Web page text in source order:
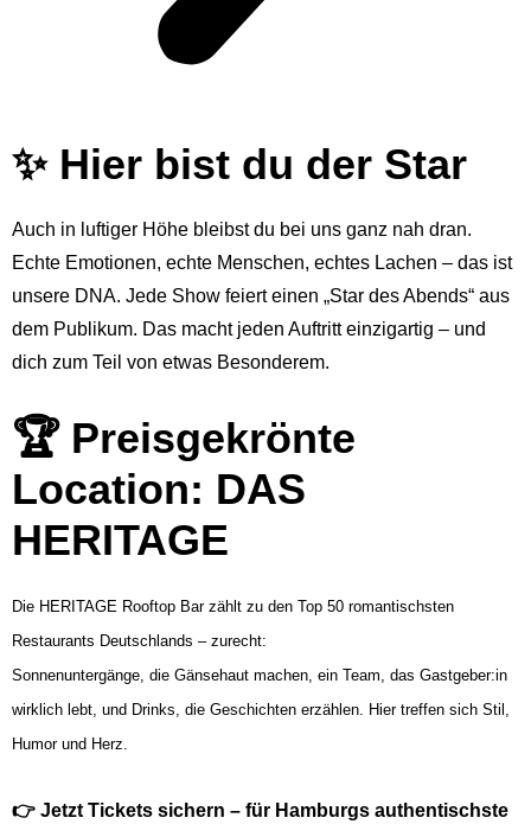
✨ Hier bist du der Star
Auch in luftiger Höhe bleibst du bei uns ganz nah dran.
Echte Emotionen, echte Menschen, echtes Lachen – das ist
unsere DNA. Jede Show feiert einen „Star des Abends“ aus
dem Publikum. Das macht jeden Auftritt einzigartig – und
dich zum Teil von etwas Besonderem.
🏆 Preisgekrönte
Location: DAS
HERITAGE
Die HERITAGE Rooftop Bar zählt zu den Top 50 romantischsten
Restaurants Deutschlands – zurecht:
Sonnenuntergänge, die Gänsehaut machen, ein Team, das Gastgeber:in
wirklich lebt, und Drinks, die Geschichten erzählen. Hier treffen sich Stil,
Humor und Herz.
👉 Jetzt Tickets sichern – für Hamburgs authentischste